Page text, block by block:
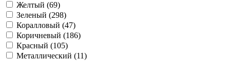
Желтый (69)
Зеленый (298)
Коралловый (47)
Коричневый (186)
Красный (105)
Металлический (11)